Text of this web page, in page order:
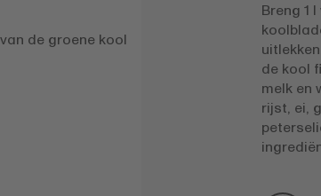
de groene kool
Breng 1
de kool
melk en
rijst, ei,